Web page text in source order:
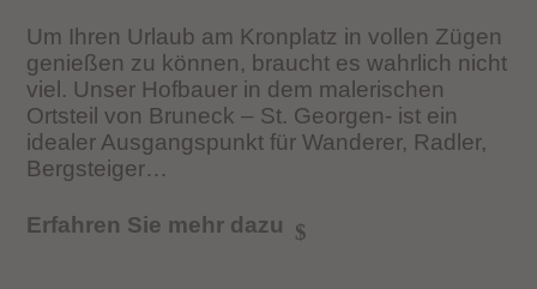
Um Ihren Urlaub am Kronplatz in vollen Zügen
genießen zu können, braucht es wahrlich nicht
viel. Unser Hofbauer in dem malerischen
Ortsteil von Bruneck – St. Georgen- ist ein
idealer Ausgangspunkt für Wanderer, Radler,
Bergsteiger…
Erfahren Sie mehr dazu